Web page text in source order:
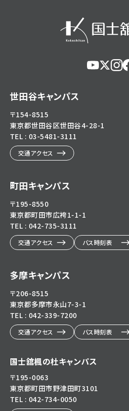
世田谷キャンパス
〒154-8515
東京都世田谷区世田谷4-28-1
TEL : 03-5481-3111
交通アクセス
町田キャンパス
〒195-8550
東京都町田市広袴1-1-1
TEL : 042-735-3111
交通アクセス バス時刻表
多摩キャンパス
〒206-8515
東京都多摩市永山7-3-1
TEL : 042-339-7200
交通アクセス バス時刻表
国士舘楓の杜キャンパス
〒195-0063
東京都町田市野津田町3101
TEL : 042-734-0050